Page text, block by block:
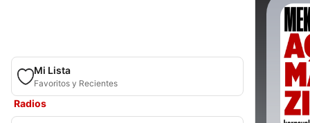
Mi Lista
Favoritos y Recientes
Radios